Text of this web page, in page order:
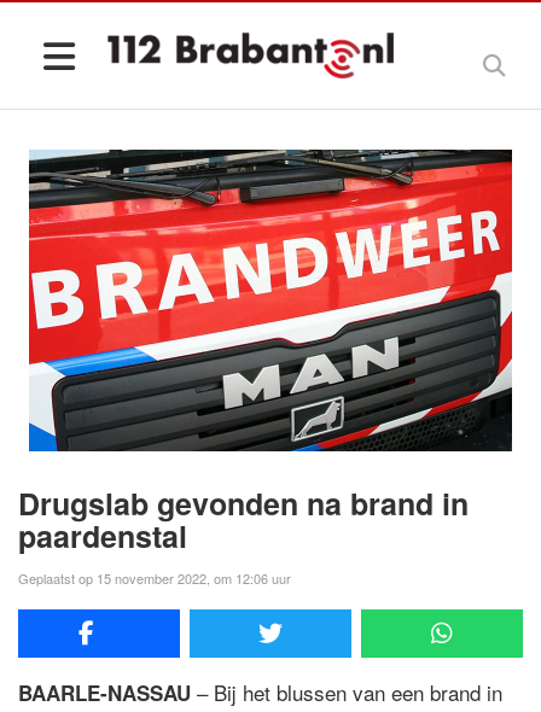
Drugslab gevonden na brand in
paardenstal
Geplaatst op 15 november 2022, om 12:06 uur
BAARLE-NASSAU – Bij het blussen van een brand in